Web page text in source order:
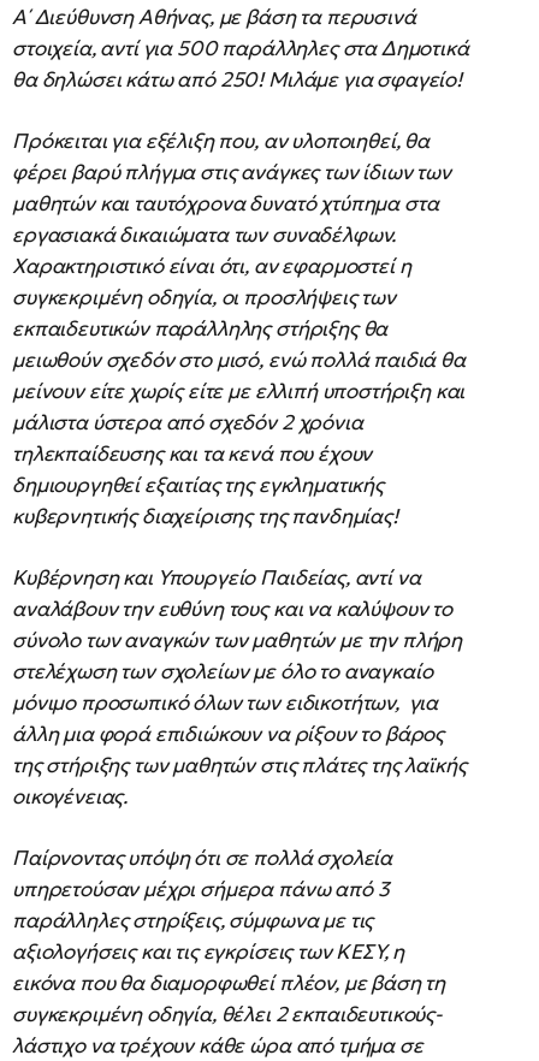
Α΄ Διεύθυνση Αθήνας, με βάση τα περυσινά
στοιχεία, αντί για 500 παράλληλες στα Δημοτικά
θα δηλώσει κάτω από 250! Μιλάμε για σφαγείο!
Πρόκειται για εξέλιξη που, αν υλοποιηθεί, θα
φέρει βαρύ πλήγμα στις ανάγκες των ίδιων των
μαθητών και ταυτόχρονα δυνατό χτύπημα στα
εργασιακά δικαιώματα των συναδέλφων.
Χαρακτηριστικό είναι ότι, αν εφαρμοστεί η
συγκεκριμένη οδηγία, οι προσλήψεις των
εκπαιδευτικών παράλληλης στήριξης θα
μειωθούν σχεδόν στο μισό, ενώ πολλά παιδιά θα
μείνουν είτε χωρίς είτε με ελλιπή υποστήριξη και
μάλιστα ύστερα από σχεδόν 2 χρόνια
τηλεκπαίδευσης και τα κενά που έχουν
δημιουργηθεί εξαιτίας της εγκληματικής
κυβερνητικής διαχείρισης της πανδημίας!
Κυβέρνηση και Υπουργείο Παιδείας, αντί να
αναλάβουν την ευθύνη τους και να καλύψουν το
σύνολο των αναγκών των μαθητών με την πλήρη
στελέχωση των σχολείων με όλο το αναγκαίο
μόνιμο προσωπικό όλων των ειδικοτήτων, για
άλλη μια φορά επιδιώκουν να ρίξουν το βάρος
της στήριξης των μαθητών στις πλάτες της λαϊκής
οικογένειας.
Παίρνοντας υπόψη ότι σε πολλά σχολεία
υπηρετούσαν μέχρι σήμερα πάνω από 3
παράλληλες στηρίξεις, σύμφωνα με τις
αξιολογήσεις και τις εγκρίσεις των ΚΕΣΥ, η
εικόνα που θα διαμορφωθεί πλέον, με βάση τη
συγκεκριμένη οδηγία, θέλει 2 εκπαιδευτικούς-
λάστιχο να τρέχουν κάθε ώρα από τμήμα σε